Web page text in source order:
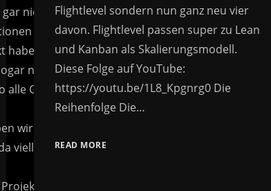
Flightlevel sondern nun ganz neu vier
davon. Flightlevel passen super zu Lean
und Kanban als Skalierungsmodell.
Diese Folge auf YouTube:
https://youtu.be/1L8_Kpgnrg0 Die
Reihenfolge Die…
READ MORE